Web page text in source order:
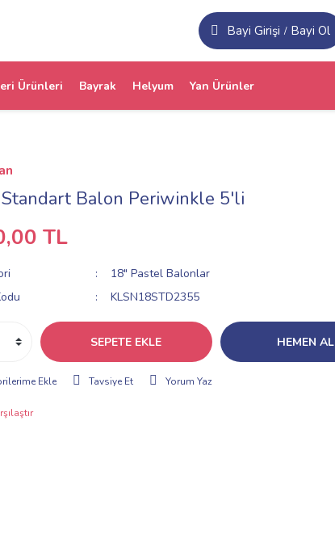
Bayi Girişi / Bayi Ol
Ürünleri Bayrak Helyum Yan Ürünler
Balon Periwinkle 5'li
TL
18" Pastel Balonlar
KLSN18STD2355
SEPETE EKLE HEMEN AL
Tavsiye Et Yorum Yaz